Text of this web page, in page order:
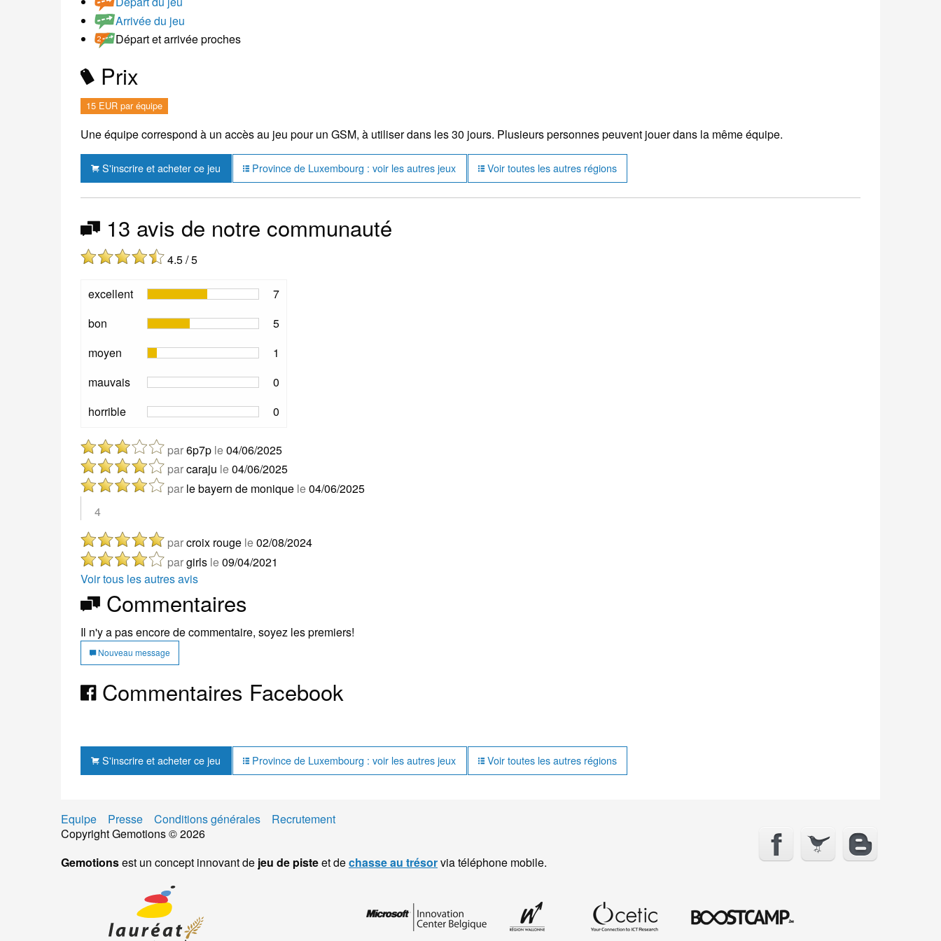
Arrivée du jeu
Départ et arrivée proches
Prix
15 EUR par équipe
Une équipe correspond à un accès au jeu pour un GSM, à utiliser dans les 30 jours. Plusieurs personnes peuvent jouer dans la même équipe.
S'inscrire et acheter ce jeu Province de Luxembourg : voir les autres jeux Voir toutes les autres régions
13 avis de notre communauté
4.5 / 5
excellent
7
bon
5
moyen
1
mauvais
0
horrible
0
par6p7p le04/06/2025
parcaraju le04/06/2025
par le bayern de monique le04/06/2025
4
parcroix rouge le02/08/2024
pargirls le09/04/2021
Voir tous les autres avis
Commentaires
Il n'y a pas encore de commentaire, soyez les premiers!
Nouveau message
Commentaires Facebook
S'inscrire et acheter ce jeu Province de Luxembourg : voir les autres jeux Voir toutes les autres régions
Equipe Presse Conditions générales
Recrutement
Copyright Gemotions © 2026
Gemotionsest un concept innovant de jeu de pisteet dechasse au trésorvia téléphone mobile.